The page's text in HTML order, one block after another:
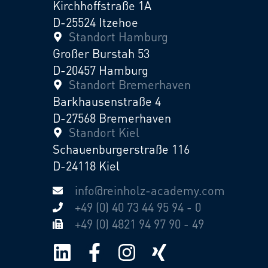
Kirchhoffstraße 1A
D-25524 Itzehoe
Standort Hamburg
Großer Burstah 53
D-20457 Hamburg
Standort Bremerhaven
Barkhausenstraße 4
D-27568 Bremerhaven
Standort Kiel
Schauenburgerstraße 116
D-24118 Kiel
info@reinholz-academy.com
+49 (0) 40 73 44 95 94 - 0
+49 (0) 4821 94 97 90 - 49